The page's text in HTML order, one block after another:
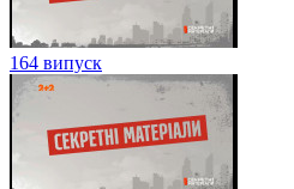
164 випуск